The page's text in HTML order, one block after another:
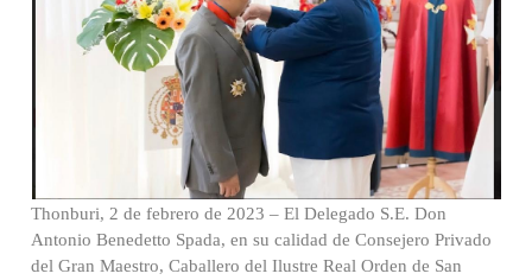
Thonburi, 2 de febrero de 2023 – El Delegado S.E. Don
Antonio Benedetto Spada, en su calidad de Consejero Privado
del Gran Maestro, Caballero del Ilustre Real Orden de San